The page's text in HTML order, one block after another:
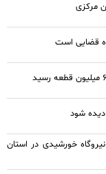
قضایی است
شود
نیروگاه خورشیدی در استان